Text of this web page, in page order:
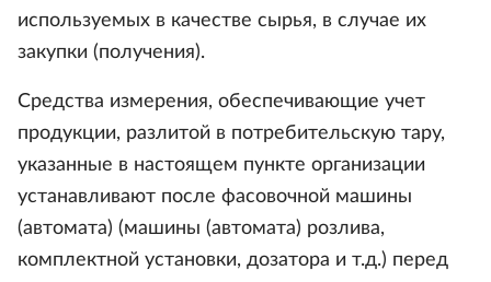
используемых в качестве сырья, в случае их
закупки (получения).
Средства измерения, обеспечивающие учет
продукции, разлитой в потребительскую тару,
указанные в настоящем пункте организации
устанавливают после фасовочной машины
(автомата) (машины (автомата) розлива,
комплектной установки, дозатора и т.д.) перед